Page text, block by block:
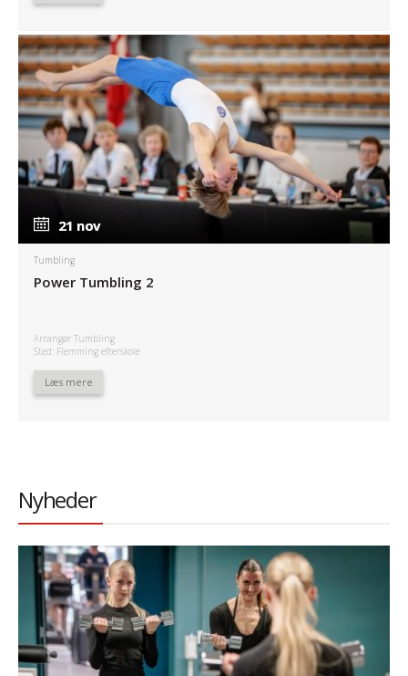
21 nov
21 nov
Tumbling
Power Tumbling 2
Arrangør Tumbling
Sted: Flemming efterskole
Læs mere
Nyheder